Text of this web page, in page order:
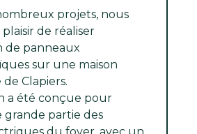
projets, nous
de réaliser
de panneaux
sur une maison
Clapiers.
a été conçue pour
partie des